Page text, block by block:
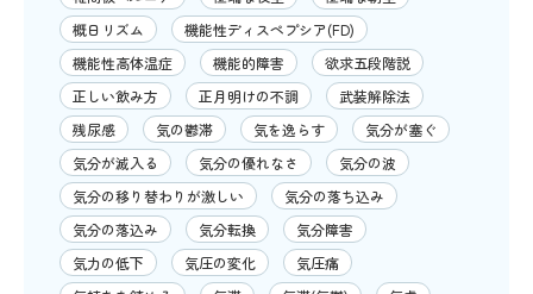
概日リズム
機能性ディスペプシア(FD)
機能性高体温症
機能的障害
欲求五段階説
正しい飲み方
正月明けの不調
武装解除法
残尿感
気の鬱滞 気を逸らす
気分が塞ぐ
気分が滅入る
気分の優れなさ
気分の波
気分の移り替わりが激しい
気分の落ち込み
気分の落込み
気分転換
気分障害
気力の低下
気圧の変化
気圧痛